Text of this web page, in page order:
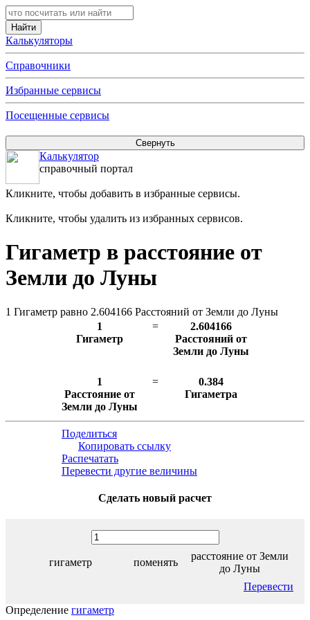
Калькуляторы
Справочники
Избранные сервисы
Посещенные сервисы
Калькулятор
справочный портал
Кликните, чтобы добавить в избранные сервисы.
Кликните, чтобы удалить из избранных сервисов.
Гигаметр в расстояние от
Земли до Луны
1 Гигаметр равно 2.604166 Расстояний от Земли до Луны
1
Гигаметр
=
2.604166
Расстояний от
Земли до Луны
1
Расстояние от
Земли до Луны
=
0.384
Гигаметра
Поделиться
Копировать ссылку
Распечатать
Перевести другие величины
Сделать новый расчет
гигаметр поменять
расстояние от Земли
до Луны
Перевести
Определение гигаметр